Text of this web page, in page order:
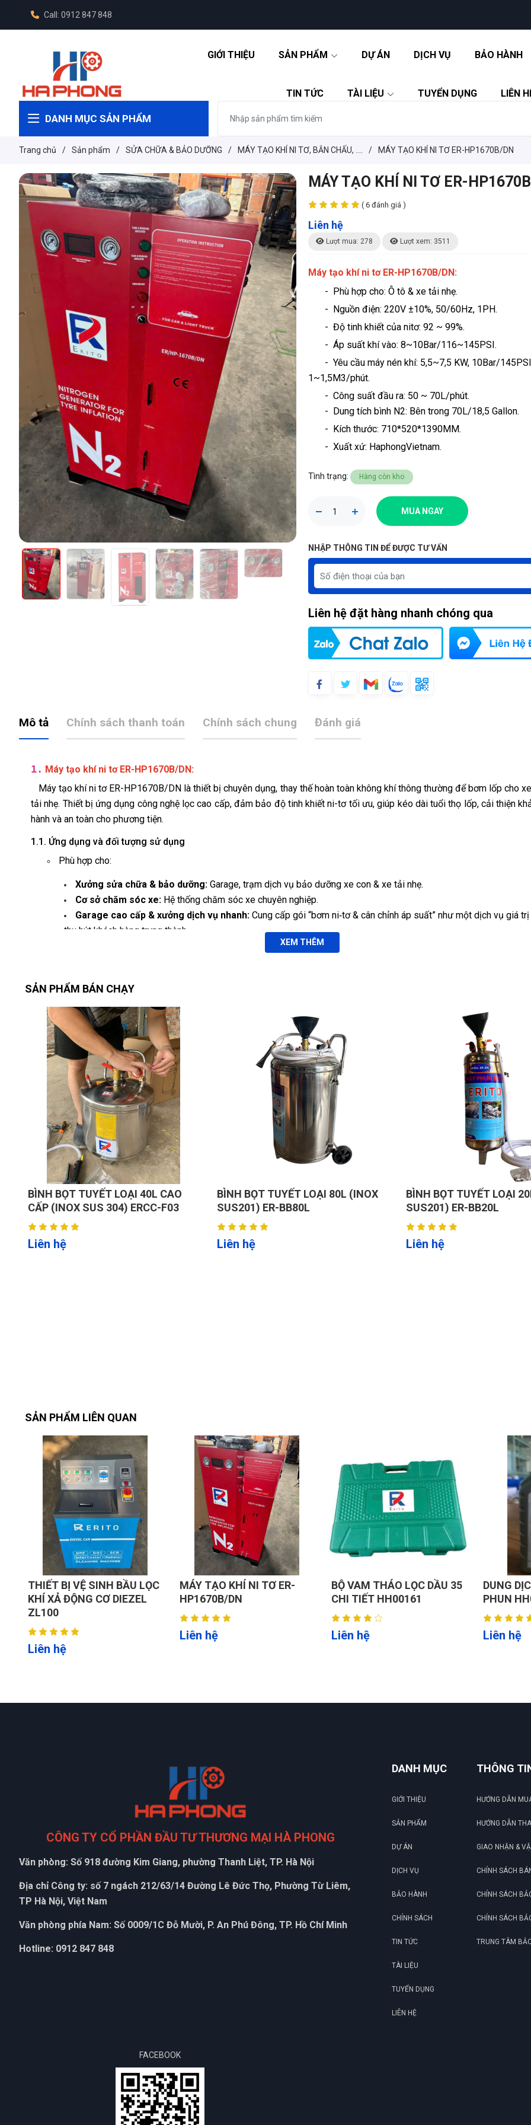
Call: 0912 847 848
GIỚI THIỆU SẢN PHẨM DỰ ÁN DỊCH VỤ BẢO HÀNH
TIN TỨC TÀI LIỆU TUYỂN DỤNG LIÊN
DANH MỤC SẢN PHẨM
Trang chủ / Sản phẩm / SỬA CHỮA & BẢO DƯỠNG / MÁY TẠO KHÍ NI TƠ, BẮN CHẤU, .... / MÁY TẠO KHÍ NI TƠ ER-HP1670B/DN
MÁY TẠO KHÍ NI TƠ ER-
( 6 đánh giá )
Liên hệ
Lượt mua: 278 Lượt xem: 3511
Máy tạo khí ni tơ ER-HP1670B/DN:
- Phù hợp cho: Ô tô & xe tải nhẹ.
- Nguồn điện: 220V ±10%, 50/60Hz, 1PH.
- Độ tinh khiết của nitơ: 92 ~ 99%.
- Áp suất khí vào: 8~10Bar/116~145PSI.
- Yêu cầu máy nén khí: 5,5~7,5 KW, 10Bar/
1~1,5M3/phút.
- Công suất đầu ra: 50 ~ 70L/phút.
- Dung tích bình N2: Bên trong 70L/18,5 Gallon.
- Kích thước: 710*520*1390MM.
- Xuất xứ: HaphongVietnam.
Tình trạng: Hàng còn kho
MUA NGAY
NHẬP THÔNG TIN ĐỂ ĐƯỢC TƯ VẤN
Liên hệ đặt hàng nhanh chóng qua
Mô tả Chính sách thanh toán Chính sách chung Đánh giá
1. Máy tạo khí ni tơ ER-HP1670B/DN:
Máy tạo khí ni tơ ER-HP1670B/DN là thiết bị chuyên dụng, thay thế hoàn toàn không khí thông thường để bơm lốp cho
tải nhẹ. Thiết bị ứng dụng công nghệ lọc cao cấp, đảm bảo độ tinh khiết ni-tơ tối ưu, giúp kéo dài tuổi thọ lốp, cải thiện
hành và an toàn cho phương tiện.
1.1. Ứng dụng và đối tượng sử dụng
Phù hợp cho:
Xưởng sửa chữa & bảo dưỡng: Garage, trạm dịch vụ bảo dưỡng xe con & xe tải nhẹ.
Cơ sở chăm sóc xe: Hệ thống chăm sóc xe chuyên nghiệp.
Garage cao cấp & xưởng dịch vụ nhanh: Cung cấp gói “bơm ni‑tơ & cân chỉnh áp suất” như một dịch vụ giá
thu hút khách hàng trung thành.
Bơm ni‑tơ cho lốp, giúp giữ áp suất ổn định lâu hơn, giảm nhiệt độ lốp và
1.2. Điểm nhấn công nghệ
🚀Ni‑tơ tinh khiết cao & ổn định
Độ tinh khiết đạt 92–99%, đảm bảo luồng khí trơ sạch, giảm oxi hóa và bảo vệ lốp xe tối ưu.
⚡Công suất đầu ra mạnh mẽ
50–70 L/phút, vận hành liên tục đáp ứng nhiều xe con và xe tải nhẹ mà không gián đoạn.
⚖️Áp suất linh hoạt & chính xác
Điều chỉnh dễ dàng 1–6 Bar (15–87 PSI), phù hợp mọi yêu cầu bơm ni‑tơ, hạn chế hao hụt và đảm bảo áp suất ổn
🔧Vận hành & bảo trì đơn giản
Panel điều khiển trực quan, tích hợp hệ thống bảo vệ quá áp/quá tải và tín hiệu báo sớm, giảm tối đa thời gian
⚙️Tùy chọn lọc & xả tự động
Bộ lọc hơi nước – dầu chính xác cao và van xả tự động, loại trừ hoàn toàn hơi ẩm và tạp chất, kéo dài tuổi thọ
1.3. Lợi ích khi sử dụng.
An toàn cao cho lốp:
Giảm nguy cơ nổ lốp, ổn định áp suất trong suốt hành trình.
Tiết kiệm nhiên liệu:
Áp suất lốp chuẩn giúp lăn bánh nhẹ nhàng, giảm sức cản.
An toàn môi trường:
Lắp đặt toàn quốc, dịch vụ tận nơi cho khách hàng tỉnh xa.
2. Thông số kỹ thuật:
Chức năng: Bơm lốp bằng nitơ thay vì không khí.
Phù hợp cho: Ô tô & xe tải nhẹ.
Nguồn điện: 220V ±10%, 50/60Hz, 1PH.
Nitơ được tạo ra: Thông qua quá trình lọc chất lượng cao.
Độ tinh khiết của nitơ: 92 ~ 99%.
Áp suất khí vào: 8~10Bar/116~145PSI.
Yêu cầu máy nén khí: 5,5~7,5 KW, 10Bar/145PSI, 1~1,5M3/phút.
Áp suất đầu ra nitơ: 1~6Bar/15~87PSI.
Công suất đầu ra: 50 ~ 70L/phút.
Dung tích bình N2: Bên trong 70L/18,5 Gallon.
Tùy chọn: Bộ lọc hơi nước/dầu có độ chính xác cao, bộ lọc xả nước tự động.
Kích thước: 710*520*1390 mm.
N.W/G.W: 103/111KGS.
XEM THÊM
SẢN PHẨM BÁN CHẠY
BÌNH BỌT TUYẾT LOẠI 40L CAO
CẤP (INOX SUS 304) ERCC-F03
Liên hệ
BÌNH BỌT TUYẾT LOẠI 80L (INOX
SUS201) ER-BB80L
Liên hệ
BÌNH BỌT TUYẾT LOẠI
SUS201) ER-BB20L
Liên hệ
SẢN PHẨM LIÊN QUAN
MÁY TẠO KHÍ NI TƠ ER-
HP1670B/DN
Liên hệ
BỘ VAM THÁO LỌC DẦU 35
CHI TIẾT HH00161
Liên hệ
DUNG DỊCH LÀM SẠCH KIM
PHUN HH00179
Liên hệ
THIẾT BỊ
PHUN
Liên hệ
CÔNG TY CỔ PHẦN ĐẦU TƯ THƯƠNG MẠI HÀ PHONG
Văn phòng: Số 918 đường Kim Giang, phường Thanh Liệt, TP. Hà Nội
Địa chỉ Công ty: số 7 ngách 212/63/14 Đường Lê Đức Thọ, Phường Từ Liêm,
TP Hà Nội, Việt Nam
Văn phòng phía Nam: Số 0009/1C Đỗ Mười, P. An Phú Đông, TP. Hồ Chí Minh
Hotline: 0912 847 848
DANH MỤC
GIỚI THIỆU
SẢN PHẨM
DỰ ÁN
DỊCH VỤ
BẢO HÀNH
CHÍNH SÁCH
TIN TỨC
TÀI LIỆU
TUYỂN DỤNG
LIÊN HỆ
THÔNG
HƯỚNG DẪN
HƯỚNG DẪN
GIAO NHẬN &
CHÍNH SÁCH
CHÍNH SÁCH
CHÍNH SÁCH
TRUNG TÂM
FACEBOOK